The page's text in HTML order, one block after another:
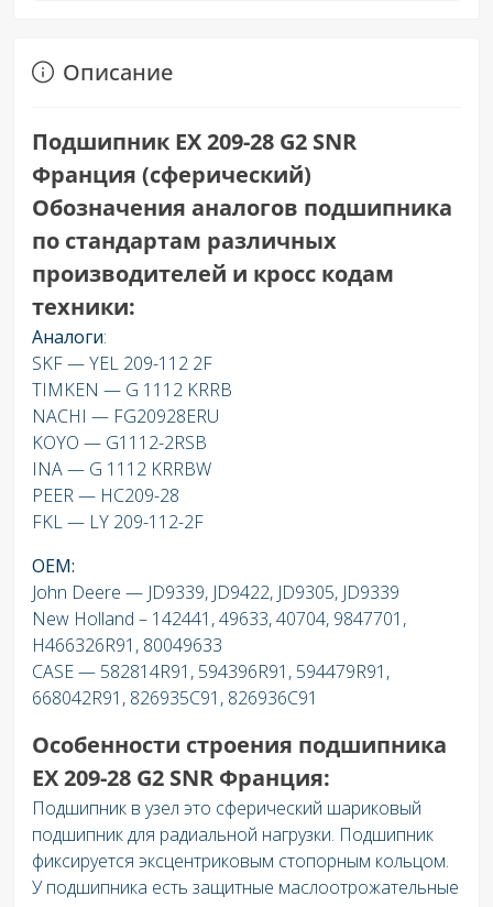
Описание
Подшипник EX 209-28 G2 SNR
Франция (сферический)
Обозначения аналогов подшипника
по стандартам различных
производителей и кросс кодам
техники:
Аналоги:
SKF — YEL 209-112 2F
TIMKEN — G 1112 KRRB
NACHI — FG20928ERU
KOYO — G1112-2RSB
INA — G 1112 KRRBW
PEER — HC209-28
FKL — LY 209-112-2F
OEM:
John Deere — JD9339, JD9422, JD9305, JD9339
New Holland – 142441, 49633, 40704, 9847701,
H466326R91, 80049633
CASE — 582814R91, 594396R91, 594479R91,
668042R91, 826935C91, 826936C91
Особенности строения подшипника
EX 209-28 G2 SNR Франция:
Подшипник в узел это сферический шариковый
подшипник для радиальной нагрузки. Подшипник
фиксируется эксцентриковым стопорным кольцом.
У подшипника есть защитные маслоотрожательные